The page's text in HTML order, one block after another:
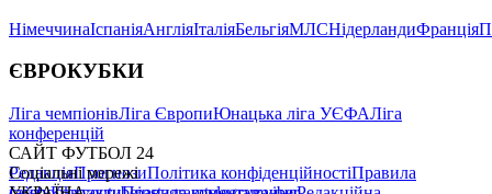
НімеччинаІспаніяАнгліяІталіяБельгіяМЛСНідерландиФранція
ЄВРОКУБКИ
Ліга чемпіонівЛіга ЄвропиЮнацька ліга УЄФАЛіга
конференцій
САЙТ ФУТБОЛ 24
РедакціяПрогнозиПолітика конфіденційностіПравила
Соціальні мережі